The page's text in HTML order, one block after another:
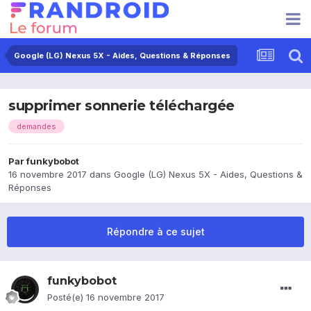
Google (LG) Nexus 5X - Aides, Questions & Réponses
supprimer sonnerie téléchargée
demandes
Parfunkybobot
16 novembre 2017 dans Google (LG) Nexus 5X - Aides, Questions &
Réponses
Répondre à ce sujet
funkybobot
Posté(e) 16 novembre 2017